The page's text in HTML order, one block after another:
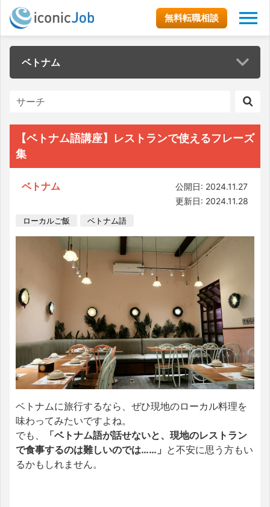
無料転職相談
ベトナム
【ベトナム語講座】レストランで使えるフレーズ
集
ベトナム
公開日: 2024.11.27
更新日: 2024.11.28
ローカルご飯 ベトナム語
ベトナムに旅行するなら、ぜひ現地のローカル料理を
味わってみたいですよね。
でも、
「ベトナム語が話せないと、現地のレストラン
で食事するのは難しいのでは……」 と不安に思う方もい
るかもしれません。